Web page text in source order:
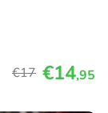
€17 €14,95